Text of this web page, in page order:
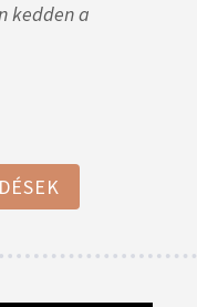
kedden a